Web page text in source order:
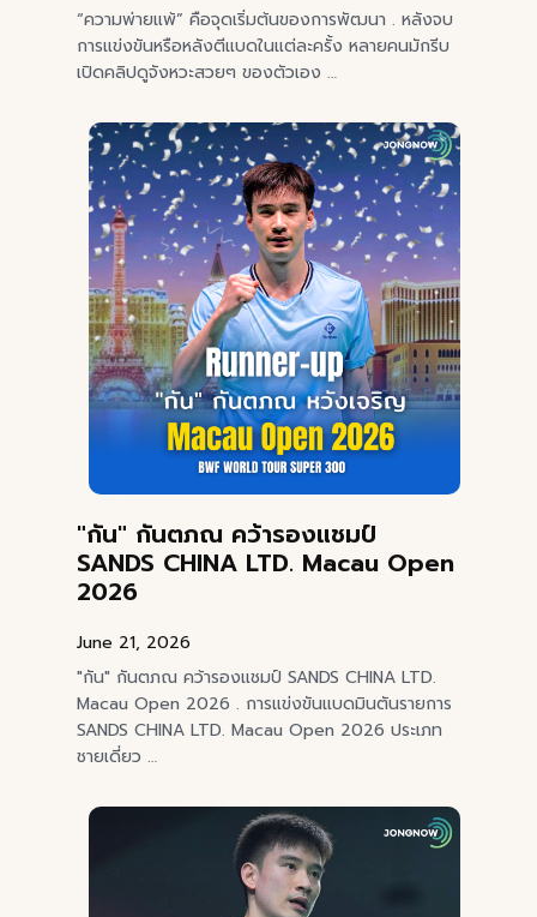
“ความพ่ายแพ้” คือจุดเริ่มต้นของการพัฒนา . หลังจบ
การแข่งขันหรือหลังตีแบดในแต่ละครั้ง หลายคนมักรีบ
เปิดคลิปดูจังหวะสวยๆ ของตัวเอง …
"กัน" กันตภณ คว้ารองแชมป์
SANDS CHINA LTD. Macau Open
2026
June 21, 2026
"กัน" กันตภณ คว้ารองแชมป์ SANDS CHINA LTD.
Macau Open 2026 . การแข่งขันแบดมินตันรายการ
SANDS CHINA LTD. Macau Open 2026 ประเภท
ชายเดี่ยว …